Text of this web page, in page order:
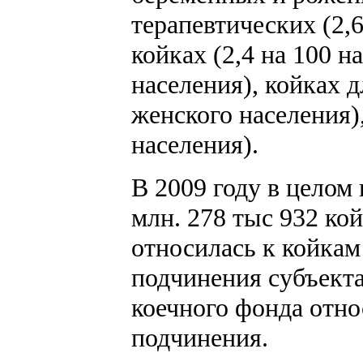
терапевтических
койках (2,4 на 100
населения), койках
женского
населения).
В 2009 году в целом
млн. 278 тыс 932
относилась к
подчинения
коечного фонда
подчинения.